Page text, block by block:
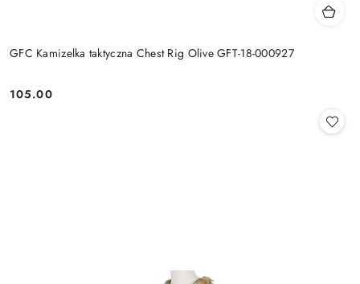
GFC Kamizelka taktyczna Chest Rig Olive GFT-18-000927
Cena:
105.00